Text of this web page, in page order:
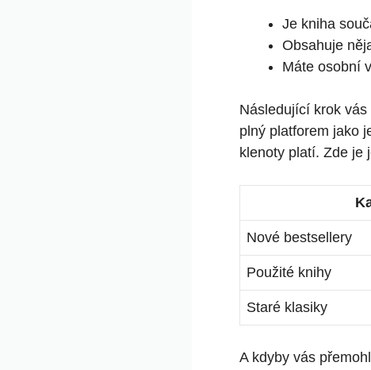
Je kniha
Obsahuje
Máte osobní
Následující krok
plný platforem jako
klenoty platí. Zde je
Nové bestsellery
Použité knihy
Staré klasiky
A kdyby vás